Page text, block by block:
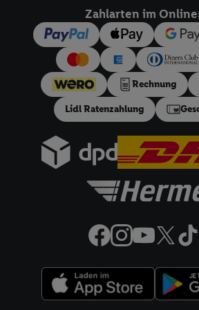
Zahlarten im
Rechnung
Lidl Ratenzahlung
dieser Werbeausspielungen.
Sofern Sie hier Ihre Zustimmung dazu
Lidl Plus-Konto erstellen bzw. sich in Ihr
Plus-Konto einloggen, kann darüber
angegebene E-Mail-Adresse von uns in
Verantwortlichkeit mit einem der oben
verwendet werden, um daraus eine
zu erstellen (die sogenannte EUID), die
die sogleich beschriebene Utiq-Kennung
um Sie in von Dritten betriebenen
uns und einem der anderen oben
gemeinsamer Verantwortlichkeit
Zudem erlauben Sie uns, der Utiq SA/NV
in den Lidl-Diensten einzusetzen. Utiq
Ihrer IP-Adresse, ob die Technologie für